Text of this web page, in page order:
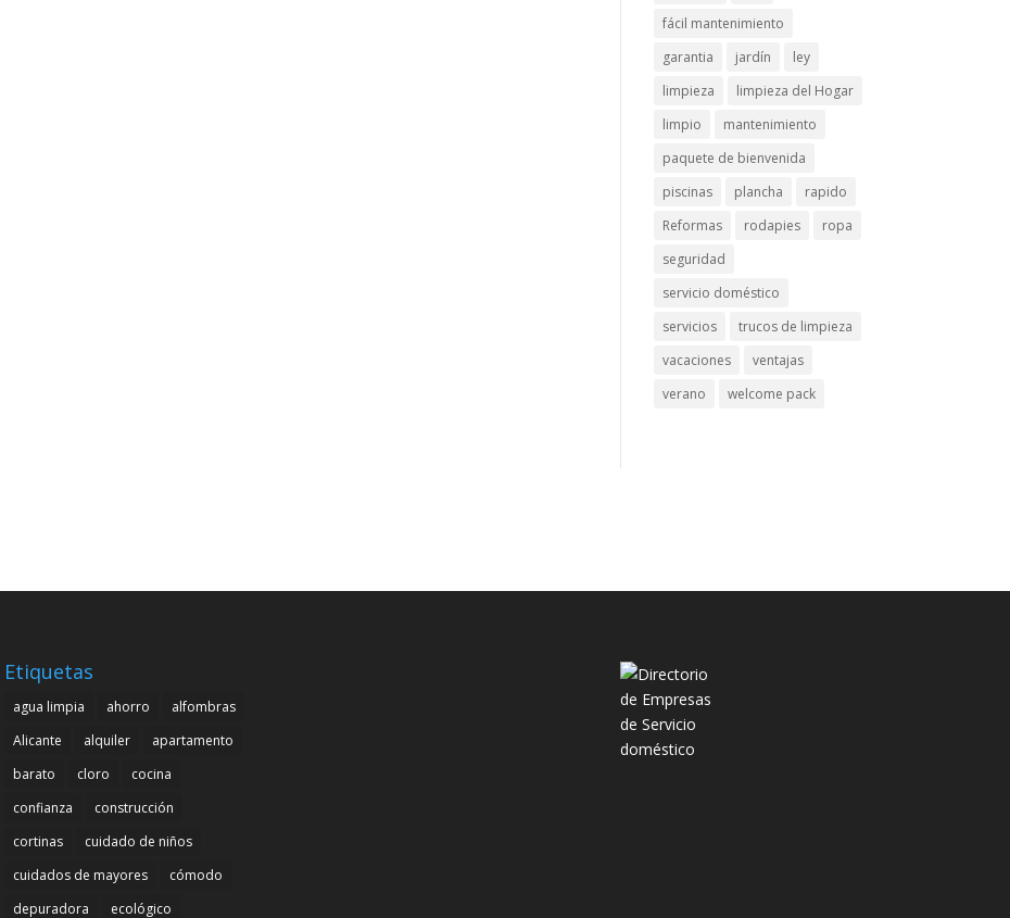
fácil mantenimiento
garantia
jardín
ley
limpieza
limpieza del Hogar
limpio
mantenimiento
paquete de bienvenida
piscinas
plancha
rapido
Reformas
rodapies
ropa
seguridad
servicio doméstico
servicios
trucos de limpieza
vacaciones
ventajas
verano
welcome pack
Etiquetas
agua limpia ahorro
alfombras
Alicante
alquiler
apartamento
barato
cloro
cocina
confianza
construcción
cortinas
cuidado de niños
cuidados de mayores
cómodo
depuradora
ecológico